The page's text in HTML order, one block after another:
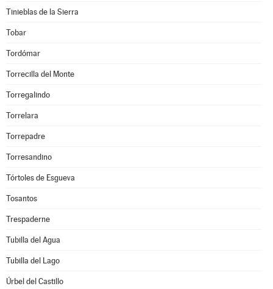
Tinieblas de la Sierra
Tobar
Tordómar
Torrecilla del Monte
Torregalindo
Torrelara
Torrepadre
Torresandino
Tórtoles de Esgueva
Tosantos
Trespaderne
Tubilla del Agua
Tubilla del Lago
Úrbel del Castillo